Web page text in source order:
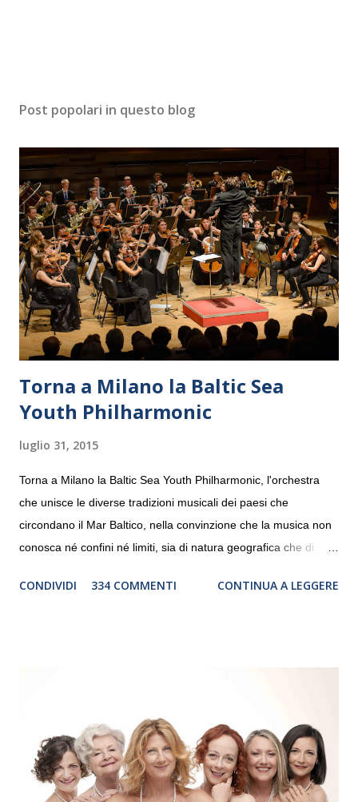
Post popolari in questo blog
Torna a Milano la Baltic Sea
Youth Philharmonic
luglio 31, 2015
Torna a Milano la Baltic Sea Youth Philharmonic, l'orchestra
che unisce le diverse tradizioni musicali dei paesi che
circondano il Mar Baltico, nella convinzione che la musica non
conosca né confini né limiti, sia di natura geografica che di
debutterà il 10 settembre a Heiden, in Germania, e toccherà, in
“Settembre dell’Accademia” dove si esibirà per il secondo anno
consecutivo. Il pubblico milanese avrà il piacere di applaudire i
giovani artisti della Baltic Sea Youth Philharmonic per la quarta
volta. L’orchestra, fondata nel 2008 da Kristjan Järvi (affiancato
CONDIVIDI 334 COMMENTI CONTINUA A LEGGERE